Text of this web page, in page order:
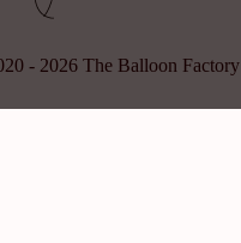
- 2026 The Balloon Factory